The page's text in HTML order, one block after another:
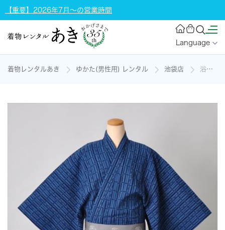
【重要】2026年7月～の営業時間
Language
着物レンタルあき ゆかた(男性用) レンタル 池袋店 浴衣[165-173cm・藍色]の着物レンタル